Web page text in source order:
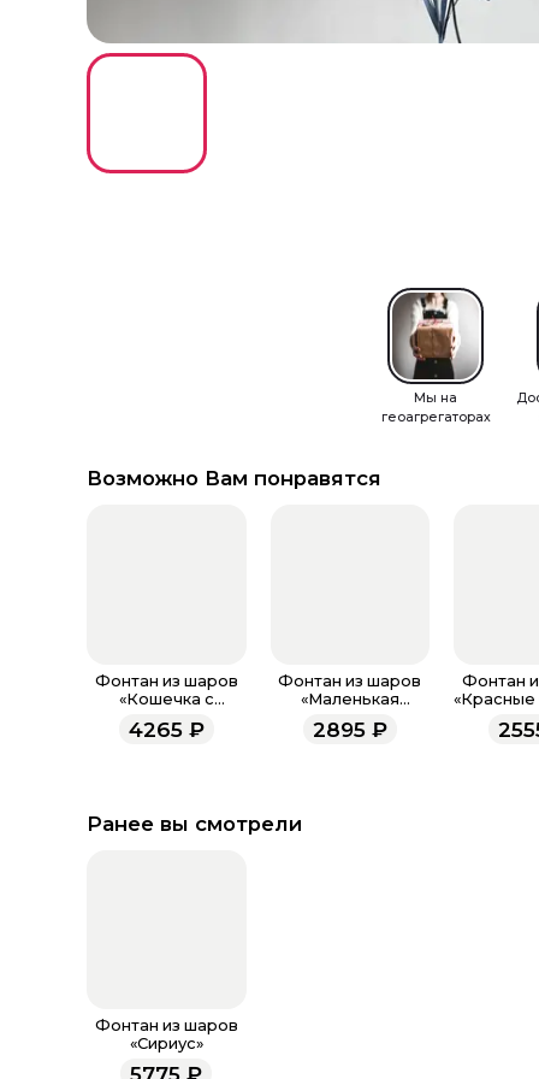
Мы на
геоагрегаторах
Возможно Вам понравятся
Фонтан из шаров
«Кошечка с
4265₽
Фонтан из шаров
«Маленькая
2895₽
Фонтан
«Красные
Ранее вы смотрели
Фонтан из шаров
«Сириус»
5775 ₽